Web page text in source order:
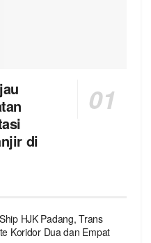
di
HJK Padang, Trans
Koridor Dua dan Empat